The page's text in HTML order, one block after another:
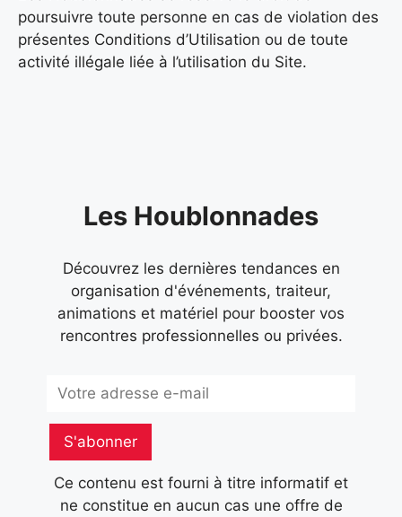
poursuivre toute personne en cas de violation des
présentes Conditions d’Utilisation ou de toute
activité illégale liée à l’utilisation du Site.
Les Houblonnades
Découvrez les dernières tendances en
organisation d'événements, traiteur,
animations et matériel pour booster vos
rencontres professionnelles ou privées.
S'abonner
Ce contenu est fourni à titre informatif et
ne constitue en aucun cas une offre de